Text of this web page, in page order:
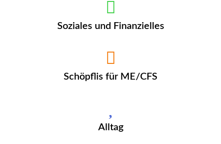
Soziales und Finanzielles
Schöpflis für ME/CFS
Alltag